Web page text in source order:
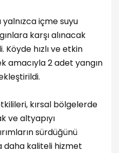
içme suyu
karşı alınacak
hızlı ve etkin
amacıyla 2 adet yangın
kırsal bölgelerde
ve altyapıyı
sürdüğünü
kaliteli hizmet